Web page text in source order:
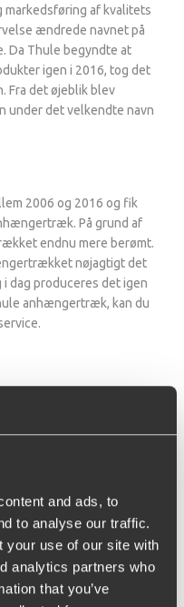
and ads, to
to analyse our traffic.
your use of our site with
analytics partners who
that you’ve
markedsføring af kvalitets
ændrede navnet på
Da Thule begyndte at
igen i 2016, tog det
Fra det øjeblik blev
det velkendte navn
2006 og 2016 og fik
På grund af
endnu mere berømt.
nøjagtigt det
dag produceres det igen
anhængertræk, kan du
sikre og stilfulde
mottoet Active Life,
og transportører til
cykeltrailere, klapvogne,
etuier osv.),
(snekæder,
ca. 2900 medarbejdere i
fordelt over
125 markeder.